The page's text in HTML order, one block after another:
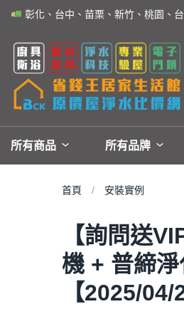
彰化、台中、苗栗、新竹、桃園、
所有商品 所有品牌
首頁 安裝實例
【詢問送
機 + 普締
【2025/04/